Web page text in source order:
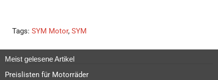
Tags: SYM Motor, SYM
Meist gelesene Artikel
Preislisten für Motorräder